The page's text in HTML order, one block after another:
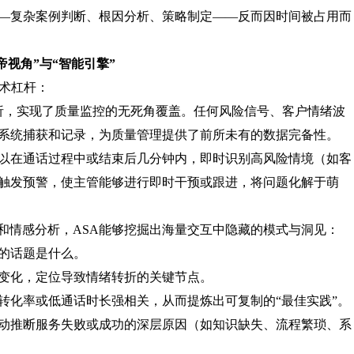
复杂案例判断、根因分析、策略制定——反而因时间被占用而
视角”与“智能引擎”
杠杆：
实现了质量监控的无死角覆盖。任何风险信号、客户情绪波
捕获和记录，为质量管理提供了前所未有的数据完备性。
在通话过程中或结束后几分钟内，即时识别高风险情境（如客
发预警，使主管能够进行即时干预或跟进，将问题化解于萌
情感分析，ASA能够挖掘出海量交互中隐藏的模式与洞见：
话题是什么。
，定位导致情绪转折的关键节点。
率或低通话时长强相关，从而提炼出可复制的“最佳实践”。
推断服务失败或成功的深层原因（如知识缺失、流程繁琐、系